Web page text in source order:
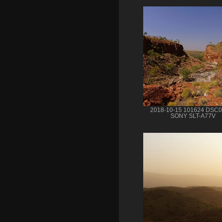
2018-10-15 101624
SONY SLT-A77V